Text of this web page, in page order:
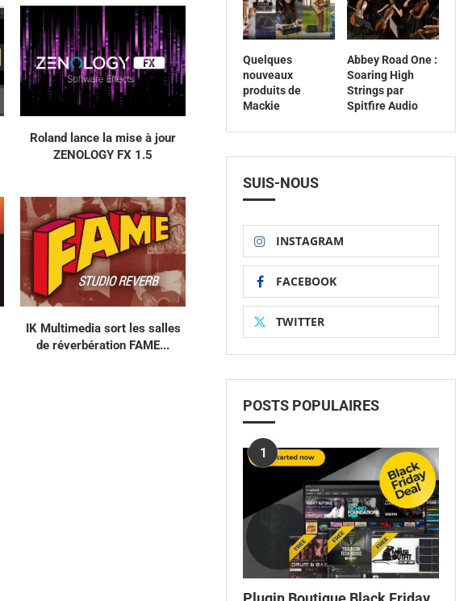
Roland lance la mise à jour
ZENOLOGY FX 1.5
IK Multimedia sort les salles
de réverbération FAME...
Quelques
nouveaux
produits de
Mackie
Abbey Road One :
Soaring High
Strings par
Spitfire Audio
SUIS-NOUS
INSTAGRAM
FACEBOOK
TWITTER
POSTS POPULAIRES
1